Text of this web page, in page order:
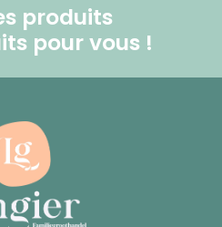
produits
pour vous !